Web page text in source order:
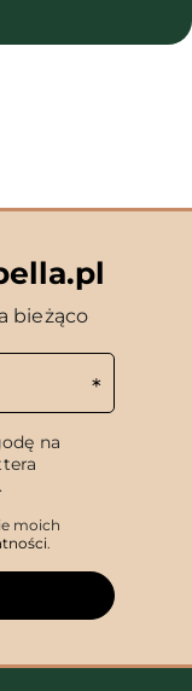
bieżąco
na
moich
.